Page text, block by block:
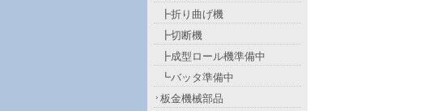
┣折り曲げ機
┣切断機
┣成型ロール機準備中
┗バッタ準備中
板金機械部品